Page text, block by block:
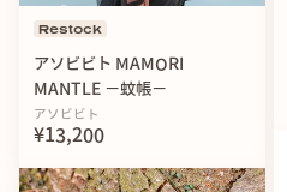
Restock
アソビビト MAMORI
MANTLE −蚊帳−
アソビビト
¥13,200